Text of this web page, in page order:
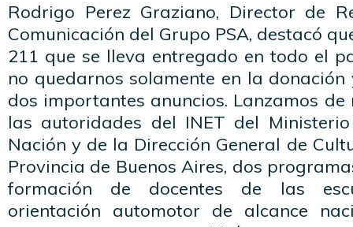
Rodrigo Perez Graziano, Director de
Comunicación del Grupo PSA, destacó
211 que se lleva entregado en todo el
no quedarnos solamente en la
dos importantes anuncios. Lanzamos
las autoridades del INET del
Nación y de la Dirección General de
Provincia de Buenos Aires, dos
formación de docentes de las
orientación automotor de alcance